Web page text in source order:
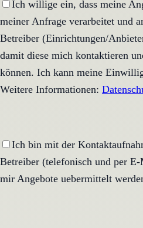
Ich willige ein, dass meine
meiner Anfrage verarbeitet und
Betreiber (Einrichtungen/
damit diese mich kontaktieren
können. Ich kann meine
Weitere Informationen:
Ich bin mit der
Betreiber (telefonisch und per
mir Angebote uebermittelt